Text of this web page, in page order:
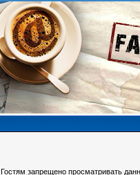
Гостям запрещено просматривать